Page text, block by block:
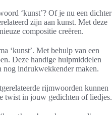
‘kunst’? Of je nu een dichter
zijn aan kunst. Met deze
compositie creëren.
‘kunst’. Met behulp van een
Deze handige hulpmiddelen
indrukwekkender maken.
rijmwoorden kunnen
twist in jouw gedichten of liedjes.